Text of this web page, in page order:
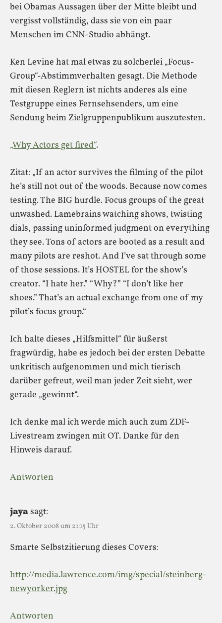
bei Obamas Aussagen über der Mitte bleibt und
vergisst vollständig, dass sie von ein paar
Menschen im CNN-Studio abhängt.
Ken Levine hat mal etwas zu solcherlei „Focus-
Group“-Abstimmverhalten gesagt. Die Methode
mit diesen Reglern ist nichts anderes als eine
Testgruppe eines Fernsehsenders, um eine
Sendung beim Zielgruppenpublikum auszutesten.
„Why Actors get fired“.
Zitat: „If an actor survives the filming of the pilot
he’s still not out of the woods. Because now comes
testing. The BIG hurdle. Focus groups of the great
unwashed. Lamebrains watching shows, twisting
dials, passing uninformed judgment on everything
they see. Tons of actors are booted as a result and
many pilots are reshot. And I’ve sat through some
of those sessions. It’s HOSTEL for the show’s
creator. “I hate her.” “Why?” “I don’t like her
shoes.” That’s an actual exchange from one of my
pilot’s focus group.“
Ich halte dieses „Hilfsmittel“ für äußerst
fragwürdig, habe es jedoch bei der ersten Debatte
unkritisch aufgenommen und mich tierisch
darüber gefreut, weil man jeder Zeit sieht, wer
gerade „gewinnt“.
Ich denke mal ich werde mich auch zum ZDF-
Livestream zwingen mit OT. Danke für den
Hinweis darauf.
Antworten
jayasagt:
2. Oktober 2008 um 21:15 Uhr
Smarte Selbstzitierung dieses Covers:
http://media.lawrence.com/img/special/steinberg-
newyorker.jpg
Antworten